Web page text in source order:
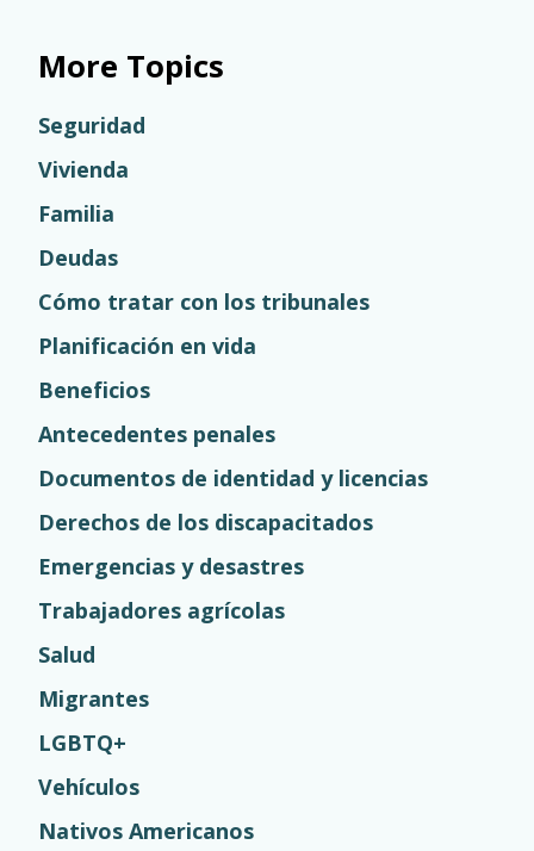
More Topics
Seguridad
Vivienda
Familia
Deudas
Cómo tratar con los tribunales
Planificación en vida
Beneficios
Antecedentes penales
Documentos de identidad y licencias
Derechos de los discapacitados
Emergencias y desastres
Trabajadores agrícolas
Salud
Migrantes
LGBTQ+
Vehículos
Nativos Americanos